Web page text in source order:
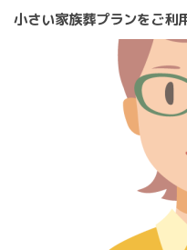
小さい家族葬プランをご利